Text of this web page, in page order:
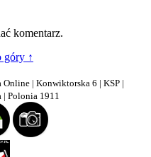
komentarz.
góry ↑
| Konwiktorska 6 | KSP |
| Polonia 1911